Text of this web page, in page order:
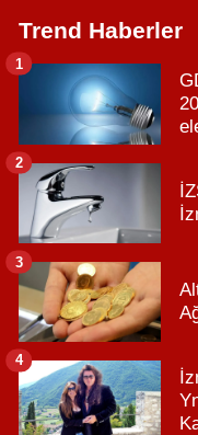
Trend Haberler
1
2
3
4